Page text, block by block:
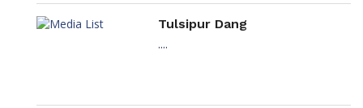
Tulsipur Dang
....